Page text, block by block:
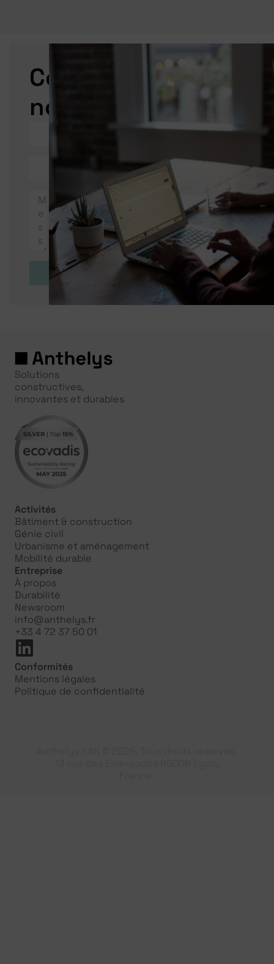
Contactez-
nous
Envoyer
Solutions
constructives,
innovantes et durables
Activités
Bâtiment & construction
Génie civil
Urbanisme et aménagement
Mobilité durable
Entreprise
À propos
Durabilité
Newsroom
info@anthelys.fr
+33 4 72 37 50 01
Conformités
Mentions légales
Politique de confidentialité